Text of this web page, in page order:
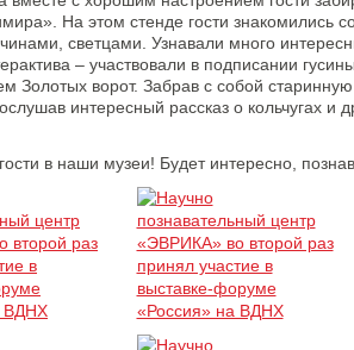
На этом стенде гости знакомились
светцами. Узнавали много
– участвовали в подписании
Золотых ворот. Забрав с собой
интересный рассказ о кольчугах и
в наши музеи! Будет интересно,